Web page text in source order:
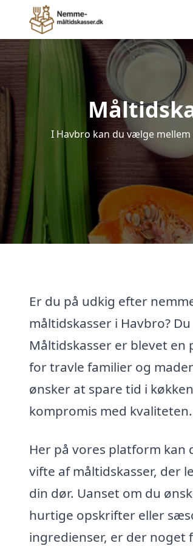
I Havbro kan du vælge
Er du på udkig efter
måltidskasser i Havbro?
Måltidskasser er blevet
for travle familier og
ønsker at spare tid i
kompromis med kvaliteten.
Her på vores platform kan
vifte af måltidskasser, der
din dør. Uanset om du
hurtige opskrifter eller
ingredienser, er der noget